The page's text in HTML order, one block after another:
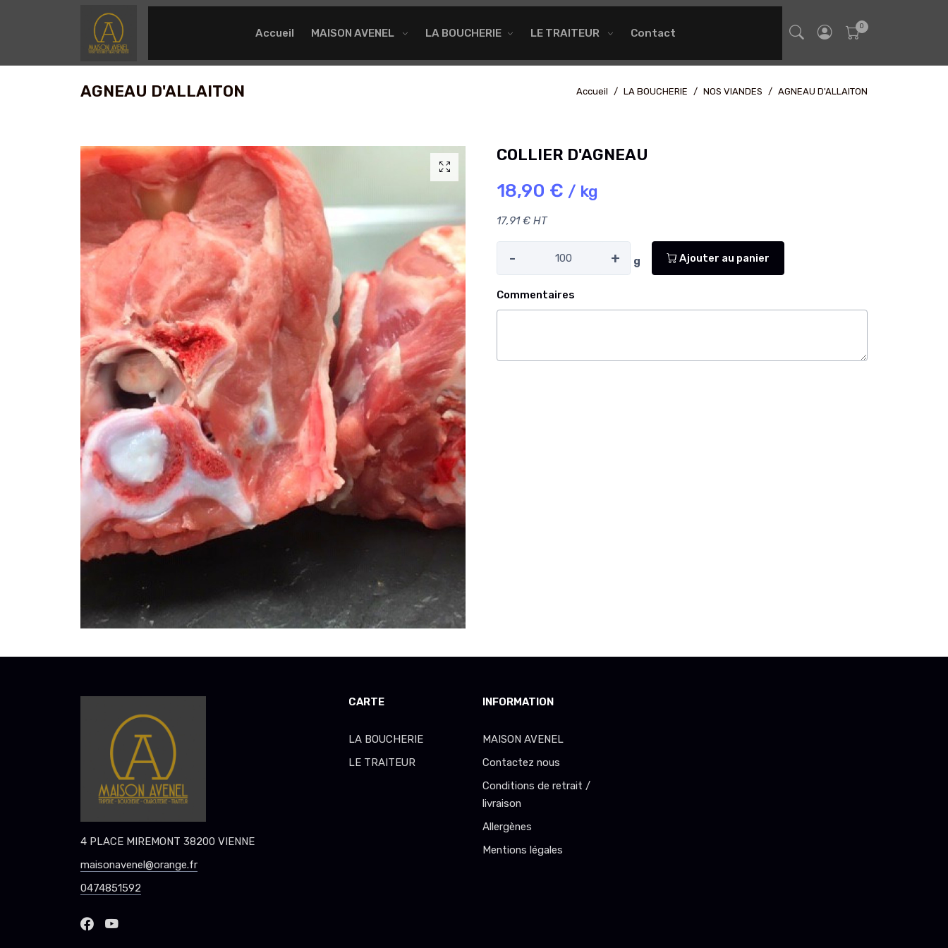
Accueil MAISON AVENEL LA BOUCHERIE LE TRAITEUR Contact
AGNEAU D'ALLAITON Accueil LA BOUCHERIE NOS VIANDES AGNEAU D'ALLAITON
COLLIER D'AGNEAU
18,90 € / kg
17,91 € HT
- + g Ajouter au panier
Commentaires
4 PLACE MIREMONT 38200 VIENNE
maisonavenel@orange.fr
0474851592
CARTE
LA BOUCHERIE
LE TRAITEUR
INFORMATION
MAISON AVENEL
Contactez nous
Conditions de retrait /
livraison
Allergènes
Mentions légales